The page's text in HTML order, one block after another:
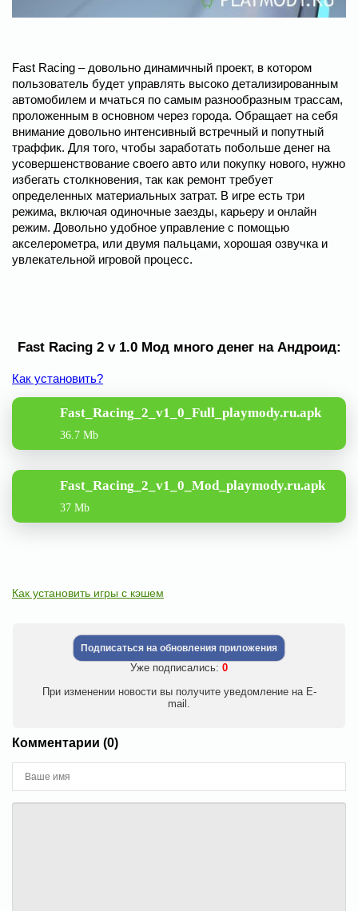
Fast Racing – довольно динамичный проект, в котором
пользователь будет управлять высоко детализированным
автомобилем и мчаться по самым разнообразным трассам,
проложенным в основном через города. Обращает на себя
внимание довольно интенсивный встречный и попутный
траффик. Для того, чтобы заработать побольше денег на
усовершенствование своего авто или покупку нового, нужно
избегать столкновения, так как ремонт требует
определенных материальных затрат. В игре есть три
режима, включая одиночные заезды, карьеру и онлайн
режим. Довольно удобное управление с помощью
акселерометра, или двумя пальцами, хорошая озвучка и
увлекательной игровой процесс.
Fast Racing 2 v 1.0 Мод много денег на Андроид:
Как установить?
Fast_Racing_2_v1_0_Full_playmody.ru.apk
36.7 Mb
Fast_Racing_2_v1_0_Mod_playmody.ru.apk
37 Mb
Как установить игры с кэшем
Подписаться на обновления приложения
Уже подписались: 0
При изменении новости вы получите уведомление на E-
mail.
Комментарии (0)